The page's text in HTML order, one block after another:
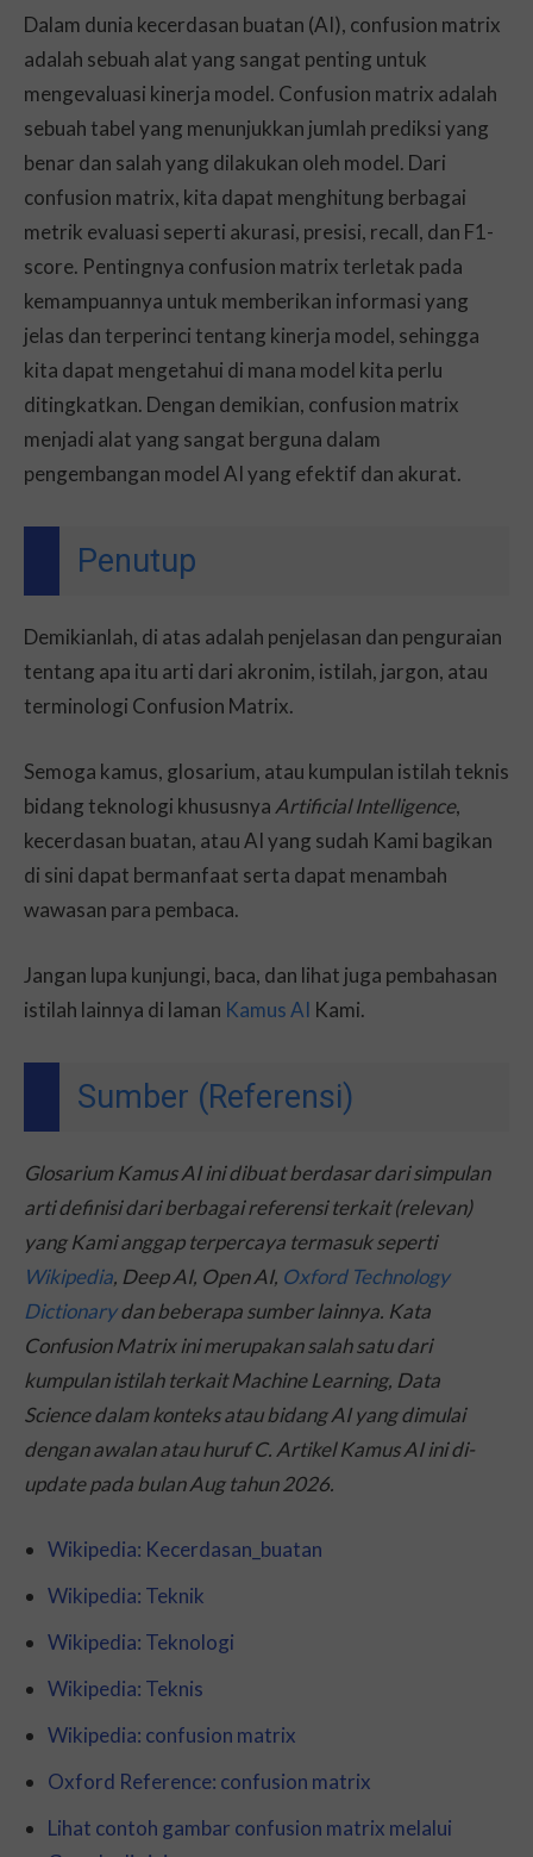
Dalam dunia kecerdasan buatan (AI), confusion matrix
adalah sebuah alat yang sangat penting untuk
mengevaluasi kinerja model. Confusion matrix adalah
sebuah tabel yang menunjukkan jumlah prediksi yang
benar dan salah yang dilakukan oleh model. Dari
confusion matrix, kita dapat menghitung berbagai
metrik evaluasi seperti akurasi, presisi, recall, dan F1-
score. Pentingnya confusion matrix terletak pada
kemampuannya untuk memberikan informasi yang
jelas dan terperinci tentang kinerja model, sehingga
kita dapat mengetahui di mana model kita perlu
ditingkatkan. Dengan demikian, confusion matrix
menjadi alat yang sangat berguna dalam
pengembangan model AI yang efektif dan akurat.
Penutup
Demikianlah, di atas adalah penjelasan dan penguraian
tentang apa itu arti dari akronim, istilah, jargon, atau
terminologi Confusion Matrix.
Semoga kamus, glosarium, atau kumpulan istilah teknis
bidang teknologi khususnya Artificial Intelligence,
kecerdasan buatan, atau AI yang sudah Kami bagikan
di sini dapat bermanfaat serta dapat menambah
wawasan para pembaca.
Jangan lupa kunjungi, baca, dan lihat juga pembahasan
istilah lainnya di laman Kamus AI Kami.
Sumber (Referensi)
Glosarium Kamus AI ini dibuat berdasar dari simpulan
arti definisi dari berbagai referensi terkait (relevan)
yang Kami anggap terpercaya termasuk seperti
Wikipedia, Deep AI, Open AI, Oxford Technology
Dictionarydan beberapa sumber lainnya. Kata
Confusion Matrix ini merupakan salah satu dari
kumpulan istilah terkait Machine Learning, Data
Science dalam konteks atau bidang AI yang dimulai
dengan awalan atau huruf C. Artikel Kamus AI ini di-
updatepada bulan Aug tahun 2026.
Wikipedia: Kecerdasan_buatan
Wikipedia: Teknik
Wikipedia: Teknologi
Wikipedia: Teknis
Wikipedia: confusion matrix
Oxford Reference: confusion matrix
Lihat contoh gambar confusion matrix melalui